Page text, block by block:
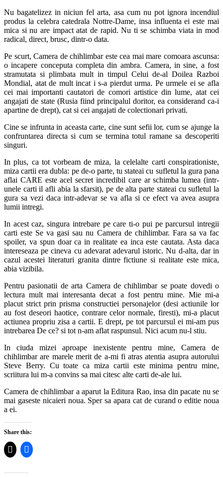
Nu bagatelizez in niciun fel arta, asa cum nu pot ignora incendiul
produs la celebra catedrala Nottre-Dame, insa influenta ei este mai
mica si nu are impact atat de rapid. Nu ti se schimba viata in mod
radical, direct, brusc, dintr-o data.
Pe scurt, Camera de chihlimbar este cea mai mare comoara ascunsa:
o incapere conceputa completa din ambra. Camera, in sine, a fost
stramutata si plimbata mult in timpul Celui de-al Doilea Razboi
Mondial, atat de mult incat i s-a pierdut urma. Pe urmele ei se afla
cei mai importanti cautatori de comori artistice din lume, atat cei
angajati de state (Rusia fiind principalul doritor, ea considerand ca-i
apartine de drept), cat si cei angajati de colectionari privati.
Cine se infrunta in aceasta carte, cine sunt sefii lor, cum se ajunge la
confruntarea directa si cum se termina totul ramane sa descoperiti
singuri.
In plus, ca tot vorbeam de miza, la celelalte carti conspirationiste,
miza cartii era dubla: pe de-o parte, tu stateai cu sufletul la gura pana
aflai CARE este acel secret incredibil care ar schimba lumea (intr-
unele carti il afli abia la sfarsit), pe de alta parte stateai cu sufletul la
gura sa vezi daca intr-adevar se va afla si ce efect va avea asupra
lumii intregi.
In acest caz, singura intrebare pe care ti-o pui pe parcursul intregii
carti este Se va gasi sau nu Camera de chihlimbar. Fara sa va fac
spoiler, va spun doar ca in realitate ea inca este cautata. Asta daca
intereseaza pe cineva cu adevarat adevarul istoric. Nu d-alta, dar in
cazul acestei literaturi granita dintre fictiune si realitate este mica,
abia vizibila.
Pentru pasionatii de arta Camera de chihlimbar se poate dovedi o
lectura mult mai interesanta decat a fost pentru mine. Mie mi-a
placut strict prin prisma constructiei personajelor (desi actiunile lor
au fost deseori haotice, contrare celor normale, firesti), mi-a placut
actiunea propriu zisa a cartii. E drept, pe tot parcursul ei mi-am pus
intrebarea De ce? si tot n-am aflat raspunsul. Nici acum nu-l stiu.
In ciuda mizei aproape inexistente pentru mine, Camera de
chihlimbar are marele merit de a-mi fi atras atentia asupra autorului
Steve Berry. Cu toate ca miza cartii este minima pentru mine,
scriitura lui m-a convins sa mai citesc alte carti de-ale lui.
Camera de chihlimbar a aparut la Editura Rao, insa din pacate nu se
mai gaseste nicaieri noua. Sper sa apara cat de curand o editie noua
a ei.
Share this: